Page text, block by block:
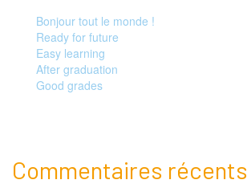
Bonjour tout le monde !
Ready for future
Easy learning
After graduation
Good grades
Commentaires récents